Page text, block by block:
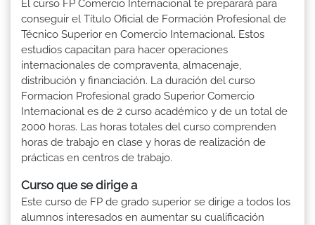
El curso FP Comercio Internacional te preparará para
conseguir el Título Oficial de Formación Profesional de
Técnico Superior en Comercio Internacional. Estos
estudios capacitan para hacer operaciones
internacionales de compraventa, almacenaje,
distribución y financiación. La duración del curso
Formacion Profesional grado Superior Comercio
Internacional es de 2 curso académico y de un total de
2000 horas. Las horas totales del curso comprenden
horas de trabajo en clase y horas de realización de
prácticas en centros de trabajo.
Curso que se dirige a
Este curso de FP de grado superior se dirige a todos los
alumnos interesados en aumentar su cualificación